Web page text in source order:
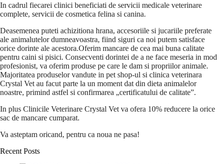
In cadrul fiecarei clinici beneficiati de servicii medicale veterinare
complete, servicii de cosmetica felina si canina.
Deasemenea puteti achizitiona hrana, accesoriile si jucariile preferate
ale animalutelor dumneavoastra, fiind siguri ca noi putem satisface
orice dorinte ale acestora.Oferim mancare de cea mai buna calitate
pentru caini si pisici. Consecventi dorintei de a ne face meseria in mod
profesionist, va oferim produse pe care le dam si propriilor animale.
Majoritatea produselor vandute in pet shop-ul si clinica veterinara
Crystal Vet au facut parte la un moment dat din dieta animalelor
noastre, primind astfel si confirmarea „certificatului de calitate”.
In plus Clinicile Veterinare Crystal Vet va ofera 10% reducere la orice
sac de mancare cumparat.
Va asteptam oricand, pentru ca noua ne pasa!
Recent Posts